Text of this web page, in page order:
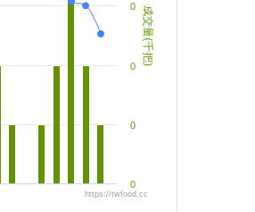
成交量(千把)
0
0
0
0
https://twfood.cc